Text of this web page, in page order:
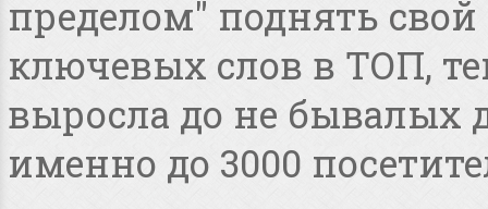
пределом" поднять свой
ключевых слов в ТОП,
выросла до не бывалых
именно до 3000